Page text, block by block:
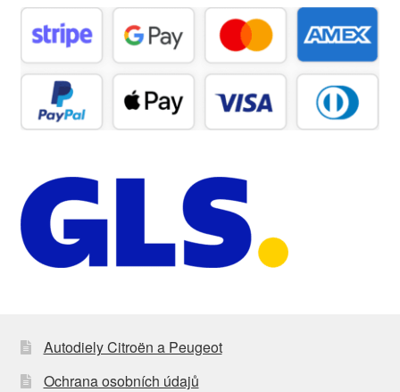
Autodiely Citroën a Peugeot
Ochrana osobních údajů